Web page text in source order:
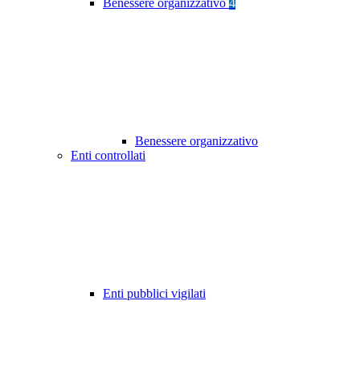
Benessere organizzativo 4
Benessere organizzativo
Enti controllati
Enti pubblici vigilati